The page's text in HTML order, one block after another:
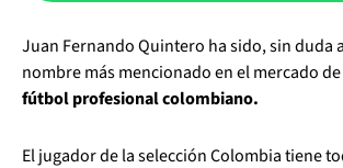
Juan Fernando Quintero ha sido, sin duda
nombre más mencionado en el mercado
fútbol profesional colombiano.
El jugador de la selección Colombia tiene